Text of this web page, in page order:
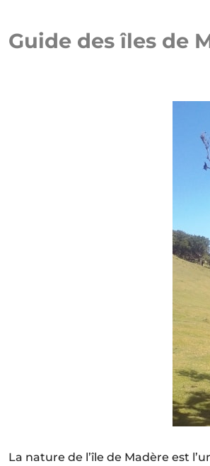
Guide des îles de
La nature de l’île de Madère est